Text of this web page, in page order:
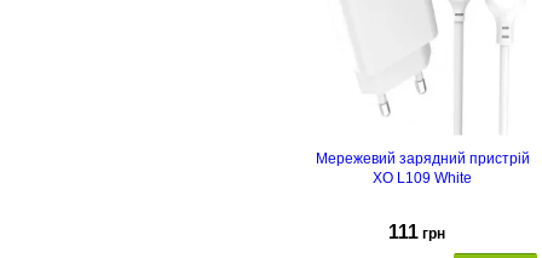
Мережевий зарядний пристрій
XO L109 White
111 грн